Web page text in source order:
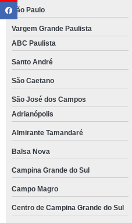
São Paulo
Vargem Grande Paulista
ABC Paulista
Santo André
São Caetano
São José dos Campos
Adrianópolis
Almirante Tamandaré
Balsa Nova
Campina Grande do Sul
Campo Magro
Centro de Campina Grande do Sul